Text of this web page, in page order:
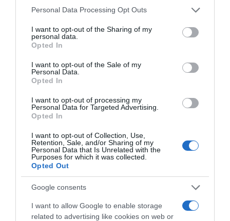
Please note that this website/app uses one or more Google
not limited to your visit or usage behaviour. You may click to
grant or deny consent to Google and its third-party tags to
use your data for below specified purposes in below Google
consent section.
Personal Data Processing Opt Outs
I want to opt-out of the Sharing of my
personal data.
Opted In
I want to opt-out of the Sale of my
Personal Data.
Opted In
I want to opt-out of processing my
Personal Data for Targeted Advertising.
Opted In
I want to opt-out of Collection, Use,
Retention, Sale, and/or Sharing of my
Personal Data that Is Unrelated with the
Purposes for which it was collected.
Opted Out
Google consents
I want to allow Google to enable storage
related to advertising like cookies on web or
τελευταίες μέρες την αποκάλυψη της κο­μπίνας
με τα…